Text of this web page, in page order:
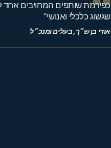
כפירמת שותפים המחויבים אחד
שגשוג כלכלי ואנושי"
אודי בן ש״ך, בעלים ומנכ״ל